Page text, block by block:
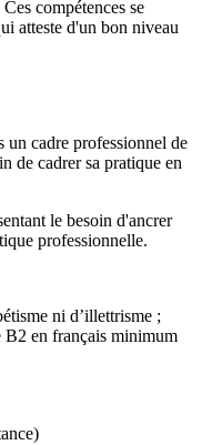
compétences se
atteste d'un bon niveau
un cadre professionnel de
de cadrer sa pratique en
le besoin d'ancrer
professionnelle.
ni d’illettrisme ;
en français minimum